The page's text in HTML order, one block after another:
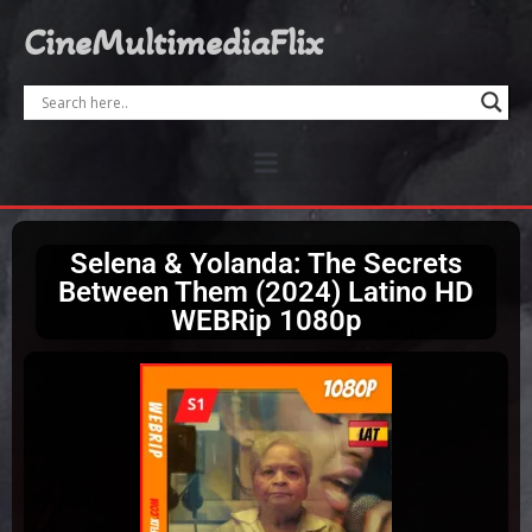
CineMultimediaFlix
Selena & Yolanda: The Secrets
Between Them (2024) Latino HD
WEBRip 1080p